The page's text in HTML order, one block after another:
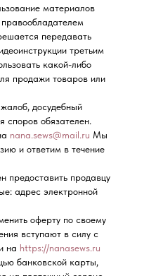
материалов
передавать
третьим
какой-либо
продажи товаров или
досудебный
споров обязателен.
nana.sews@mail.ru Мы
и ответим в течение
предоставить продавцу
адрес электронной
оферту по своему
вступают в силу с
на https://nanasews.ru
банковской карты,